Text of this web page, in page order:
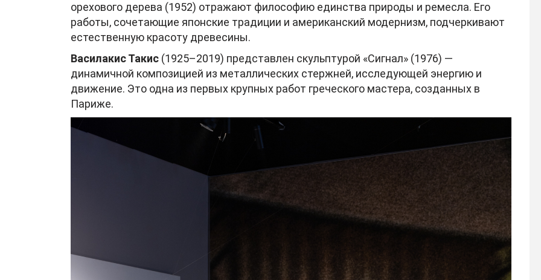
орехового дерева (1952) отражают философию единства природы и ремесла. Его
работы, сочетающие японские традиции и американский модернизм, подчеркивают
естественную красоту древесины.
Василакис Такис (1925–2019) представлен скульптурой «Сигнал» (1976) —
динамичной композицией из металлических стержней, исследующей энергию и
движение. Это одна из первых крупных работ греческого мастера, созданных в
Париже.